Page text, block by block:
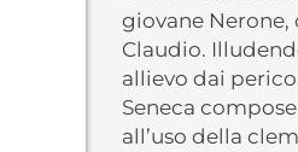
giovane Nerone,
Claudio.
allievo dai
Seneca
all’uso della